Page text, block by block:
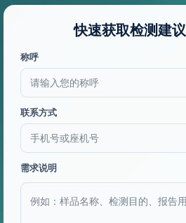
快速获取检测建议
称呼
联系方式
需求说明